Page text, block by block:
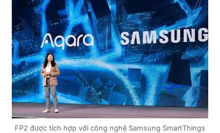
FP2 được tích hợp với công nghệ Samsung SmartThings